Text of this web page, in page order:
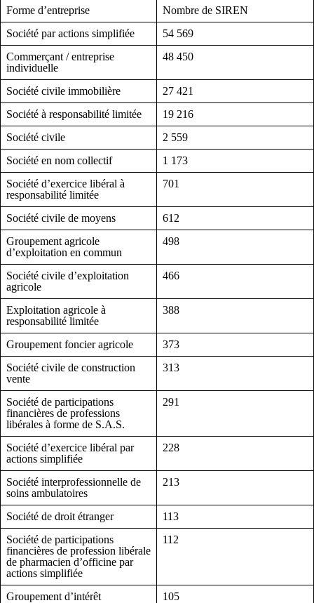
Forme d’entreprise
Nombre de SIREN
Société par actions simplifiée
54 569
Commerçant / entreprise
individuelle
48 450
Société civile immobilière
27 421
Société à responsabilité limitée
19 216
Société civile
2 559
Société en nom collectif
1 173
Société d’exercice libéral à
responsabilité limitée
701
Société civile de moyens
612
Groupement agricole
d’exploitation en commun
498
Société civile d’exploitation
agricole
466
Exploitation agricole à
responsabilité limitée
388
Groupement foncier agricole
373
Société civile de construction
vente
313
Société de participations
financières de professions
libérales à forme de S.A.S.
291
Société d’exercice libéral par
actions simplifiée
228
Société interprofessionnelle de
soins ambulatoires
213
Société de droit étranger
113
Société de participations
financières de profession libérale
de pharmacien d’officine par
actions simplifiée
112
Groupement d’intérêt
105